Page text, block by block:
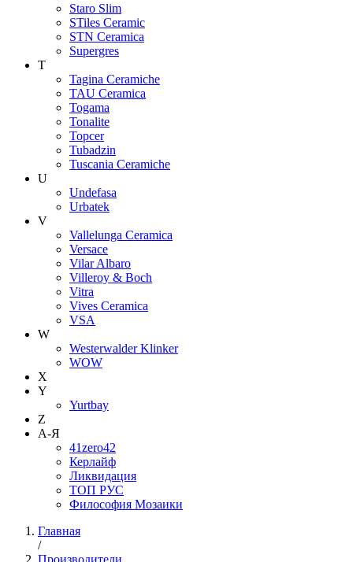
Staro Slim
STiles Ceramic
STN Ceramica
Supergres
T
Tagina Ceramiche
TAU Ceramica
Togama
Tonalite
Topcer
Tubadzin
Tuscania Ceramiche
U
Undefasa
Urbatek
V
Vallelunga Ceramica
Versace
Vilar Albaro
Villeroy & Boch
Vitra
Vives Ceramica
VSA
W
Westerwalder Klinker
WOW
X
Y
Yurtbay
Z
А-Я
41zero42
Керлайф
Ликвидация
ТОП РУС
Философия Мозаики
Главная
/
Производители